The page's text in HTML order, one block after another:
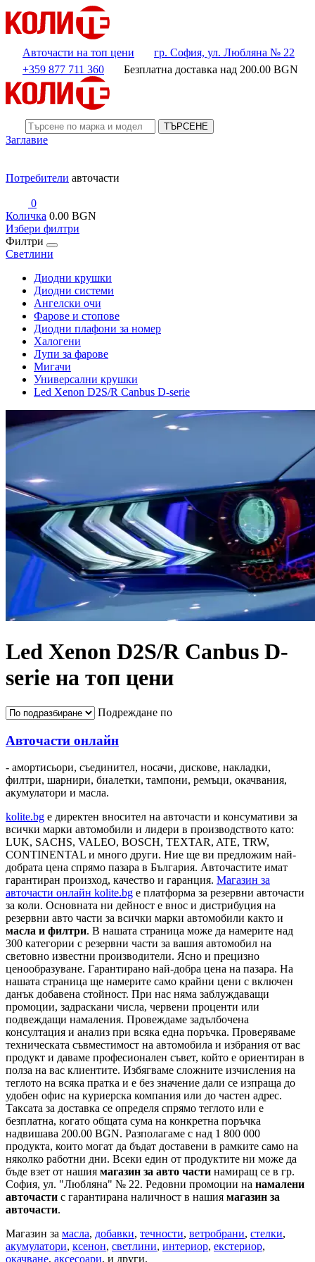
Авточасти на топ цени
гр. София, ул. Любляна № 22
+359 877 711 360
Безплатна доставка над 200.00 BGN
ТЪРСЕНЕ
Заглавие
Потребители авточасти
0
Количка 0.00 BGN
Избери филтри
Филтри
Светлини
Диодни крушки
Диодни системи
Ангелски очи
Фарове и стопове
Диодни плафони за номер
Халогени
Лупи за фарове
Мигачи
Универсални крушки
Led Xenon D2S/R Canbus D-serie
Led Xenon D2S/R Canbus D-
serie на топ цени
Подреждане по
Авточасти онлайн
- амортисьори, съединител, носачи, дискове, накладки,
филтри, шарнири, биалетки, тампони, ремъци, окачвания,
акумулатори и масла.
kolite.bg e директен вносител на авточасти и консумативи за
всички марки автомобили и лидери в производството като:
LUK, SACHS, VALEO, BOSCH, TEXTAR, ATE, TRW,
CONTINENTAL и много други. Ние ще ви предложим най-
добрата цена спрямо пазара в България. Авточастите имат
гарантиран произход, качество и гаранция. Магазин за
авточасти онлайн kolite.bg е платформа за резервни авточасти
за коли. Основната ни дейност е внос и дистрибуция на
резервни авто части за всички марки автомобили както и
масла и филтри. В нашата страница може да намерите над
300 категории с резервни части за вашия автомобил на
световно известни производители. Ясно и прецизно
ценообразуване. Гарантирано най-добра цена на пазара. На
нашата страница ще намерите само крайни цени с включен
данък добавена стойност. При нас няма заблуждаващи
промоции, задраскани числа, червени проценти или
подвеждащи намаления. Провеждаме задълбочена
консултация и анализ при всяка една поръчка. Проверяваме
техническата съвместимост на автомобила и избрания от вас
продукт и даваме професионален съвет, който е ориентиран в
полза на вас клиентите. Избягваме сложните изчисления на
теглото на всяка пратка и е без значение дали се изпраща до
удобен офис на куриерска компания или до частен адрес.
Таксата за доставка се определя спрямо теглото или е
безплатна, когато общата сума на конкретна поръчка
надвишава 200.00 BGN. Разполагаме с над 1 800 000
продукта, които могат да бъдат доставени в рамките само на
няколко работни дни. Всеки един от продуктите ни може да
бъде взет от нашия магазин за авто части намиращ се в гр.
София, ул. "Любляна" № 22. Редовни промоции на намалени
авточасти с гарантирана наличност в нашия магазин за
авточасти.
Магазин за масла, добавки, течности, ветробрани, стелки,
акумулатори, ксенон, светлини, интериор, екстериор,
окачване, аксесоари, и други.